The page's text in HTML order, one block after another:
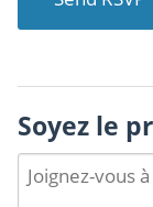
Soyez le